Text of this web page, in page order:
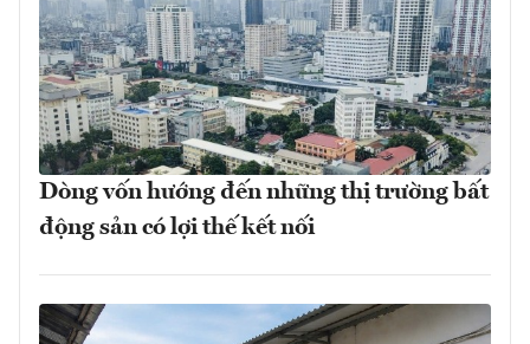
Dòng vốn hướng đến những thị trường bất
động sản có lợi thế kết nối